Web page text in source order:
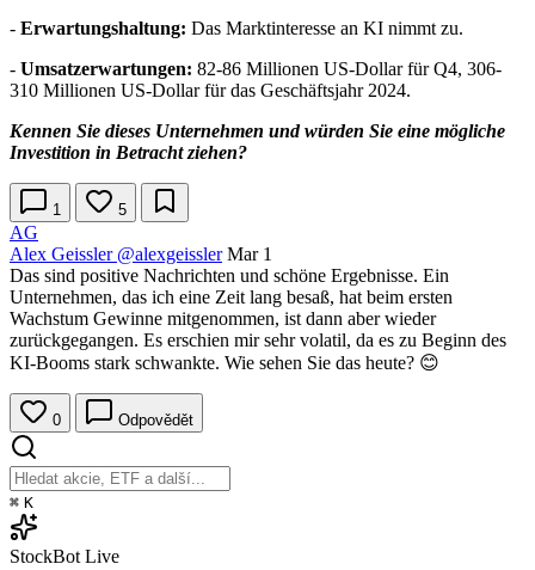
- Erwartungshaltung: Das Marktinteresse an KI nimmt zu.
- Umsatzerwartungen: 82-86 Millionen US-Dollar für Q4, 306-
310 Millionen US-Dollar für das Geschäftsjahr 2024.
Kennen Sie dieses Unternehmen und würden Sie eine mögliche
Investition in Betracht ziehen?
1 5
AG
Alex Geissler @alexgeissler Mar 1
Das sind positive Nachrichten und schöne Ergebnisse. Ein
Unternehmen, das ich eine Zeit lang besaß, hat beim ersten
Wachstum Gewinne mitgenommen, ist dann aber wieder
zurückgegangen. Es erschien mir sehr volatil, da es zu Beginn des
KI-Booms stark schwankte. Wie sehen Sie das heute? 😊
0 Odpovědět
⌘ K
StockBot Live